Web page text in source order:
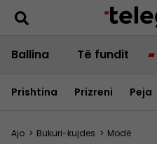
Ballina Të fundit
Prishtina Prizreni Peja
Ajo > Bukuri-kujdes > Modë